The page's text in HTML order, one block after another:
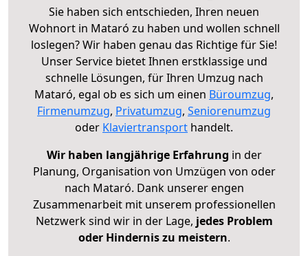
Sie haben sich entschieden, Ihren neuen
Wohnort in Mataró zu haben und wollen schnell
loslegen? Wir haben genau das Richtige für Sie!
Unser Service bietet Ihnen erstklassige und
schnelle Lösungen, für Ihren Umzug nach
Mataró, egal ob es sich um einen Büroumzug,
Firmenumzug, Privatumzug, Seniorenumzug
oder Klaviertransport handelt.
Wir haben langjährige Erfahrung in der
Planung, Organisation von Umzügen von oder
nach Mataró. Dank unserer engen
Zusammenarbeit mit unserem professionellen
Netzwerk sind wir in der Lage, jedes Problem
oder Hindernis zu meistern.